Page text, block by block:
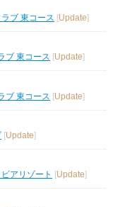
ブ 東コース [Update]
ブ 東コース [Update]
ブ 東コース [Update]
[Update]
アリゾート
Update